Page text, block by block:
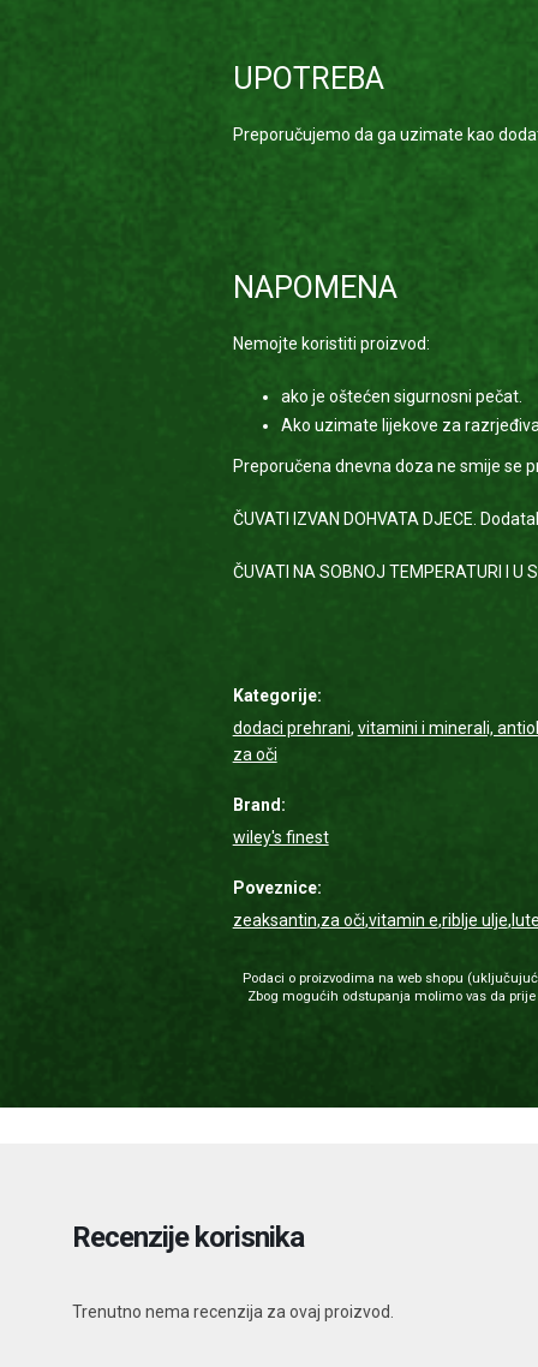
UPOTREBA
Preporučujemo da ga uzimate kao
NAPOMENA
Nemojte koristiti proizvod:
ako je oštećen sigurnosni pečat.
Ako uzimate lijekove za
Preporučena dnevna doza ne smije se
ČUVATI IZVAN DOHVATA DJECE.
ČUVATI NA SOBNOJ TEMPERATURI I U
Kategorije:
dodaci prehrani, vitamini i minerali,
za oči
Brand:
wiley's finest
Poveznice:
zeaksantin,za oči,vitamin e,riblje ulje,
Podaci o proizvodima na web shopu
Zbog mogućih odstupanja molimo vas da
Recenzije korisnika
Trenutno nema recenzija za ovaj proizvod.